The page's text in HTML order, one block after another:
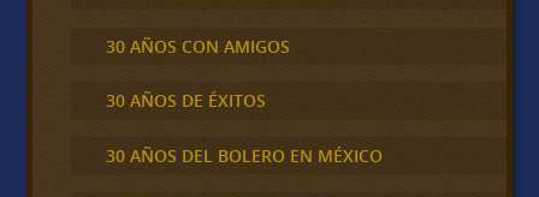
30 AÑOS CON AMIGOS
30 AÑOS DE ÉXITOS
30 AÑOS DEL BOLERO EN MÉXICO